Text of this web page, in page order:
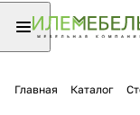
Главная Каталог